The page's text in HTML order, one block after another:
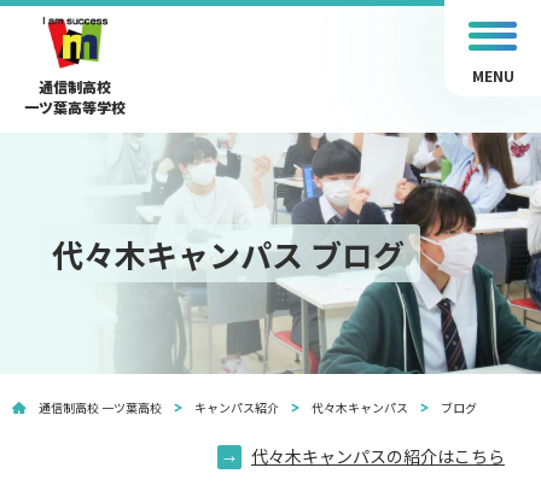
通信制高校
一ツ葉高等学校
MENU
代々木キャンパス ブログ
通信制高校 一ツ葉高校 キャンパス紹介 代々木キャンパス ブログ
代々木キャンパスの紹介はこちら